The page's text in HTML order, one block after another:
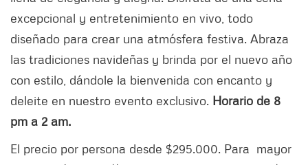
excepcional y entretenimiento en vivo, todo
diseñado para crear una atmósfera festiva. Abraza
las tradiciones navideñas y brinda por el nuevo año
con estilo, dándole la bienvenida con encanto y
deleite en nuestro evento exclusivo. Horario de 8
pm a 2 am.
El precio por persona desde $295.000. Para mayor